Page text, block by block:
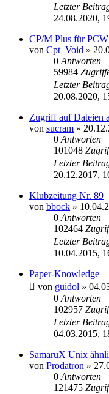
Letzter
24.08.2020,
CP/M Plus für
von Cpt_Void »
0 Antworten
59984
Letzter
20.08.2020,
Zugriff auf Dateien
von sucram »
0 Antworten
101048
Letzter
20.12.2017,
Klubzeitung Nr. 89
von bbock »
0 Antworten
102464
Letzter
10.04.2015,
Paper-Knowledge
von guidol »
0 Antworten
102957
Letzter
04.03.2015,
SamaruX Unix
von Prodatron »
0 Antworten
121475